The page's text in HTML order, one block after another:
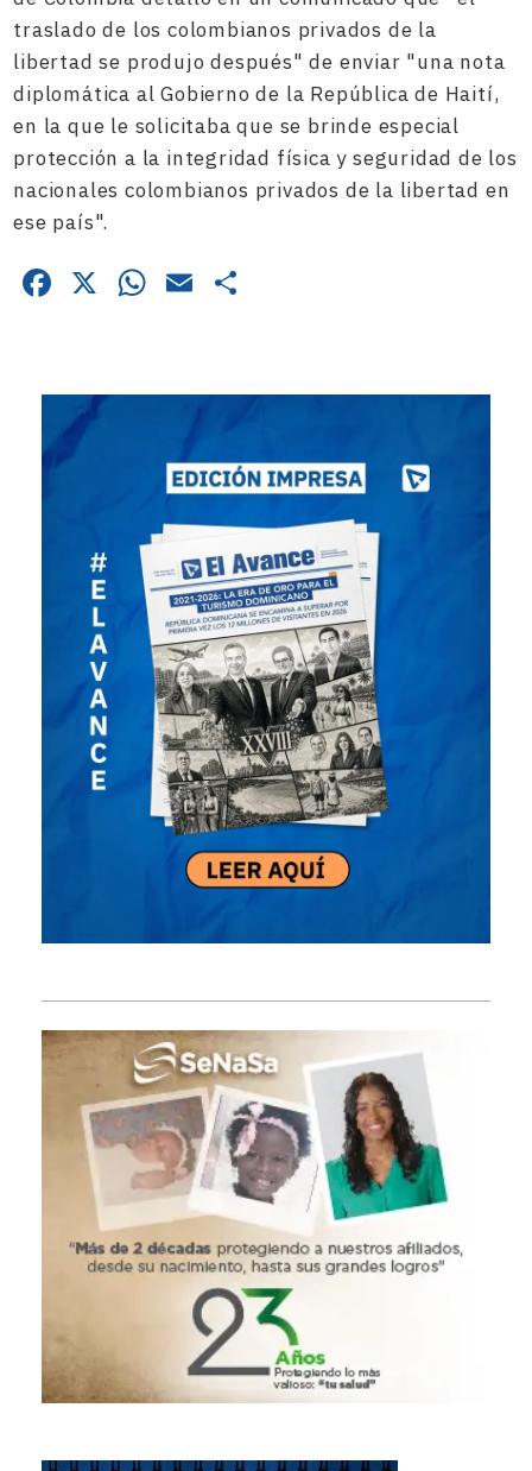
traslado de los colombianos privados de la
libertad se produjo después" de enviar "una nota
diplomática al Gobierno de la República de Haití,
en la que le solicitaba que se brinde especial
protección a la integridad física y seguridad de los
nacionales colombianos privados de la libertad en
ese país".
Facebook
X WhatsApp
Email